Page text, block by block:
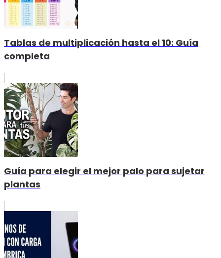
Tablas de multiplicación hasta el 10: Guía
completa
Guía para elegir el mejor palo para sujetar
plantas